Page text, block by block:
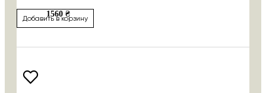
1560 ₴
Добавить в корзину